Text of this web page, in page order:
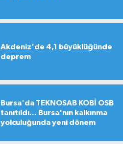
Akdeniz'de 4,1 büyüklüğünde
deprem
Bursa'da TEKNOSAB KOBİ OSB
tanıtıldı... Bursa'nın kalkınma
yolculuğunda yeni dönem